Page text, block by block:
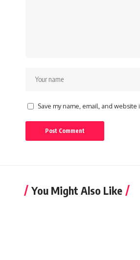
Save my name, email, and
You Might Also Like